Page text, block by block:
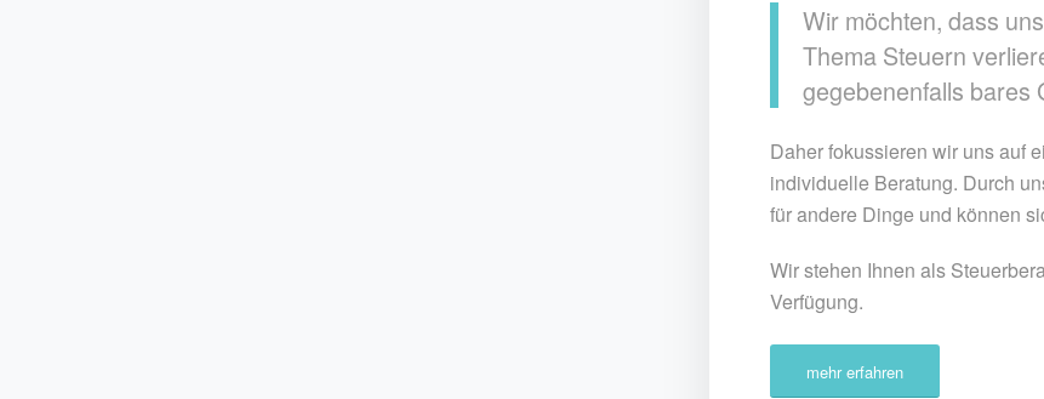
Wir möchten, dass
Thema Steuern
gegebenenfalls bares
Daher fokussieren wir uns auf
individuelle Beratung. Durch
für andere Dinge und können
Wir stehen Ihnen als
Verfügung.
mehr erfahren